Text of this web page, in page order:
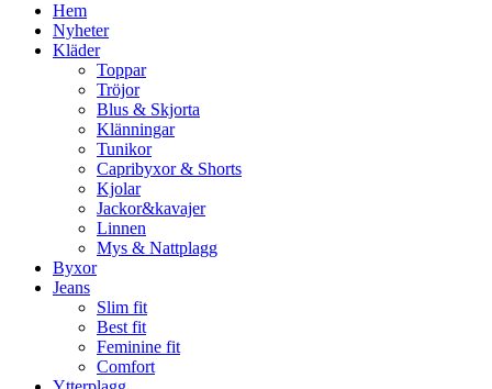
Hem
Nyheter
Kläder
Toppar
Tröjor
Blus & Skjorta
Klänningar
Tunikor
Capribyxor & Shorts
Kjolar
Jackor&kavajer
Linnen
Mys & Nattplagg
Byxor
Jeans
Slim fit
Best fit
Feminine fit
Comfort